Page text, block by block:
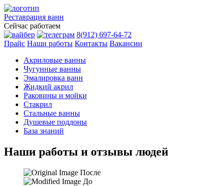
Реставрация ванн
Сейчас работаем
8(912) 697-64-72
Прайс Наши работы Контакты Вакансии
Акриловые ванны
Чугунные ванны
Эмалировка ванн
Жидкий акрил
Раковины и мойки
Стакрил
Стальные ванны
Душевые поддоны
База знаний
Наши работы и отзывы людей
После
До